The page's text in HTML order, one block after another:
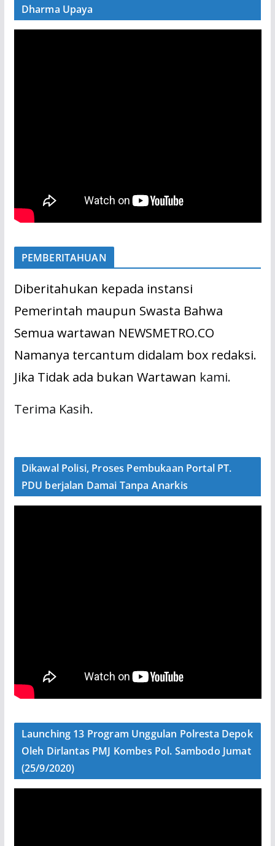
Dharma Upaya
PEMBERITAHUAN
Diberitahukan kepada instansi
Pemerintah maupun Swasta Bahwa
Semua wartawan NEWSMETRO.CO
Namanya tercantum didalam box redaksi.
Jika Tidak ada bukan Wartawan kami.
Terima Kasih.
Dikawal Polisi, Proses Pembukaan Portal PT.
PDU berjalan Damai Tanpa Anarkis
Launching 13 Program Unggulan Polresta Depok
Oleh Dirlantas PMJ Kombes Pol. Sambodo Jumat
(25/9/2020)